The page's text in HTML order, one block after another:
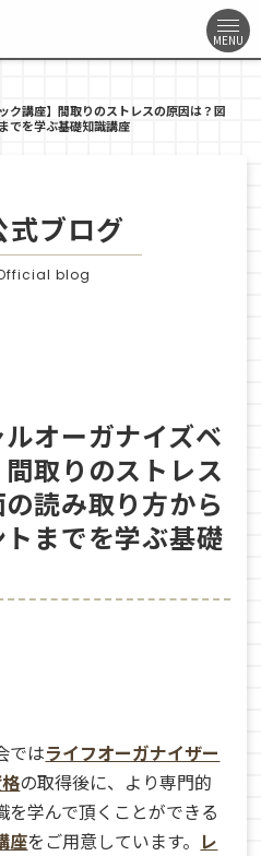
ク講座】間取りのストレスの原因は？図
でを学ぶ基礎知識講座
ブログ
Official blog
ルオーガナイズベ
取りのストレス
読み取り方から
までを学ぶ基礎
ではライフオーガナイザー
の取得後に、より専門的
を学んで頂くことができる
座をご用意しています。 レ